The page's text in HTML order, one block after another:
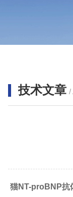
技术文章 /
猫NT-proBNP抗